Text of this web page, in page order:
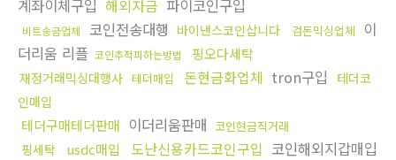
계좌이체구입 해외자금 파이코인구입
비트송금업체 코인전송대행 바이낸스코인삽니다 검돈믹싱업체
이
더리움 리플 코인추적피하는방법 핑오다세탁
재정거래믹싱대행사 테더매입 돈현금화업체 tron구입
테더코
인매입
테더구매테더판매 이더리움판매 코인현금직거래
핑세탁 usdc매입 도난신용카드코인구입 코인해외지갑매입